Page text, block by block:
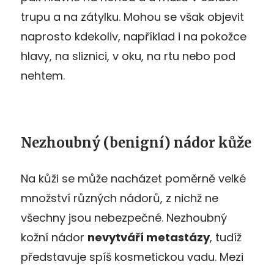
trupu a na zátylku. Mohou se však objevit
naprosto kdekoliv, například i na pokožce
hlavy, na sliznici, v oku, na rtu nebo pod
nehtem.
Nezhoubný (benigní) nádor kůže
Na kůži se může nacházet poměrně velké
množství různých nádorů, z nichž ne
všechny jsou nebezpečné. Nezhoubný
kožní nádor nevytváří metastázy, tudíž
představuje spíš kosmetickou vadu. Mezi